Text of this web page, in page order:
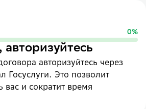
0%
авторизуйтесь через
Госуслуги. Это позволит
вас и сократит время